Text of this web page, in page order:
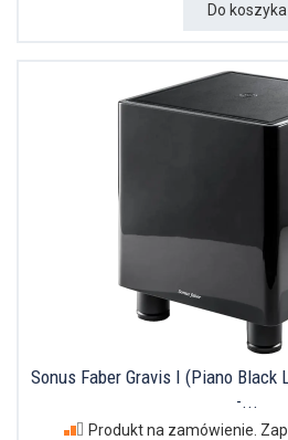
Do koszyka
Sonus Faber Gravis I (Piano Black
-...
Produkt na zamówienie.